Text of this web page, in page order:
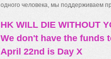
одного человека, мы поддерживаем
HK WILL DIE WITHOUT
We don't have the funds
April 22nd is Day X